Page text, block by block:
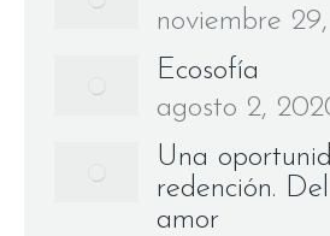
noviembre
Ecosofía
agosto 2,
Una
redención.
amor